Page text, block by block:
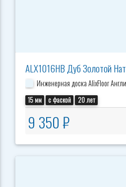
ALX1016HB Дуб Золотой
Инженерная доска AlixFloor
15 мм с фаской 20 лет
9 350 ₽